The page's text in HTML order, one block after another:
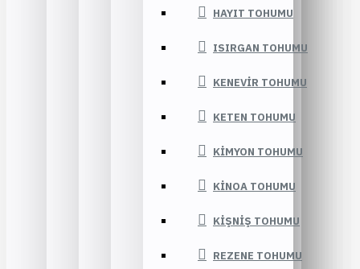
HAYIT TOHUMU
ISIRGAN TOHUMU
KENEVIR TOHUMU
KETEN TOHUMU
KIMYON TOHUMU
KINOA TOHUMU
KIŞNIŞ TOHUMU
REZENE TOHUMU